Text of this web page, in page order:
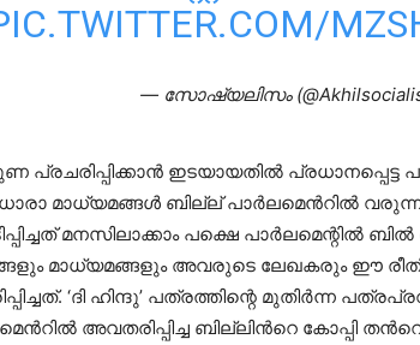
— സോഷ്യലിസം
ഇടയായതിൽ പ്രധാനപ്പെട്ട
മാധ്യമങ്ങൾ ബില്ല് പാർലമെൻറിൽ
മനസിലാക്കാം പക്ഷെ പാർലമെന്റിൽ
മാധ്യമങ്ങളും അവരുടെ ലേഖകരും ഈ
‘ദി ഹിന്ദു’ പത്രത്തിന്റെ മുതിർന്ന
അവതരിപ്പിച്ച ബില്ലിൻറെ കോപ്പി